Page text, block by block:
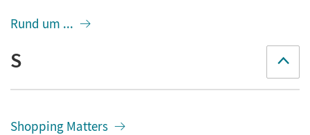
Rund um ...
S
Shopping Matters